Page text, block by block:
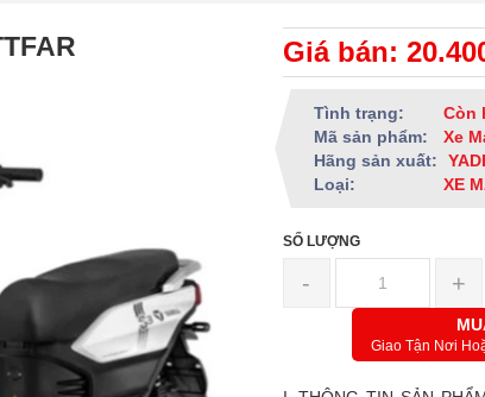
Giá bán:
Tình trạng:
Còn
Mã sản phẩm:
Xe
Hãng sản xuất:
Loại:
XE
SỐ LƯỢNG
- +
Giao Tận Nơi